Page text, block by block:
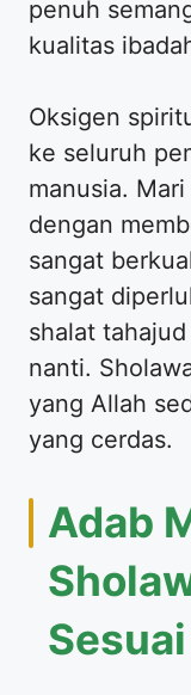
penuh
kualitas
Oksigen
ke seluruh
manusia.
dengan
sangat
sangat
shalat
nanti.
yang Allah
yang cerdas.
Adab